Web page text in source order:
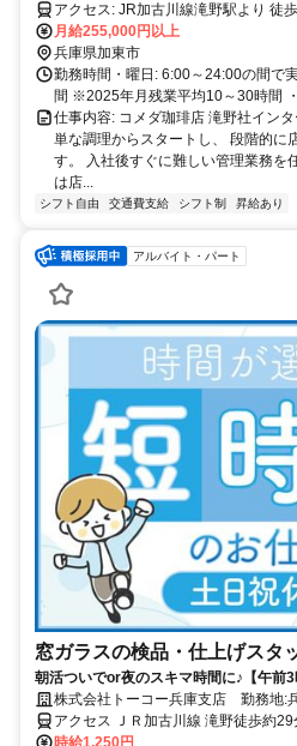
す。
アクセス: JR加古川線滝野駅より
月給255,000円以上
兵庫県加東市
勤務時間・曜日: 6:00～24:00の間で
間 ※2025年月残業平均10～30時間
仕事内容: コメダ珈琲店 滝野社イン
単な調理からスタートし、 段階的に
す。 入社後すぐに難しい管理業務を
は店...
シフト自由 交通費支給 シフト制 昇給あり
アルバイト・パート
窓ガラスの検品・仕上げスタ
朝活ついでor夜のスキマ時間に♪【午前
土日祝休み＆扶養内OK！50代まで幅広
株式会社トーコー兵庫支店 勤務地:
アクセス ＪＲ加古川線 滝野徒歩約